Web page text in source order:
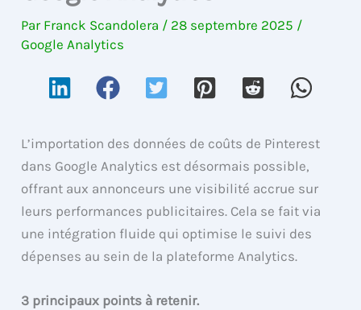
Par Franck Scandolera / 28 septembre 2025 /
Google Analytics
L’importation des données de coûts de Pinterest
dans Google Analytics est désormais possible,
offrant aux annonceurs une visibilité accrue sur
leurs performances publicitaires. Cela se fait via
une intégration fluide qui optimise le suivi des
dépenses au sein de la plateforme Analytics.
3 principaux points à retenir.